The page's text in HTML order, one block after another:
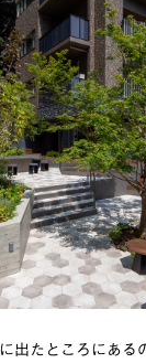
出たところにある